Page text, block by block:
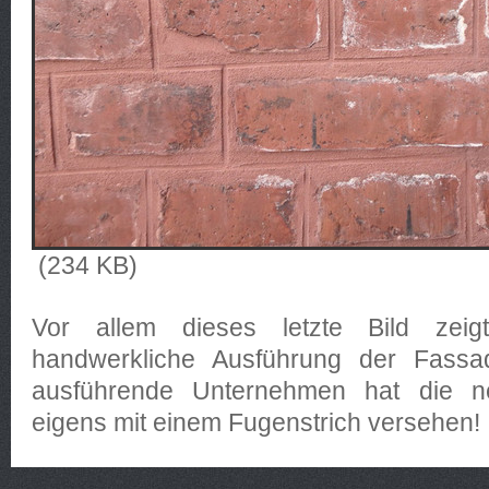
(234 KB)
Vor allem dieses letzte Bild
handwerkliche Ausführung der
ausführende Unternehmen hat die
eigens mit einem Fugenstrich versehen!